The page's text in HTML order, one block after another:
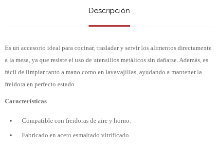
Descripción
Es un accesorio ideal para cocinar, trasladar y servir los alimentos directamente
a la mesa, ya que resiste el uso de utensilios metálicos sin dañarse. Además, es
fácil de limpiar tanto a mano como en lavavajillas, ayudando a mantener la
freidora en perfecto estado.
Características
Compatible con freidoras de aire y horno.
Fabricado en acero esmaltado vitrificado.